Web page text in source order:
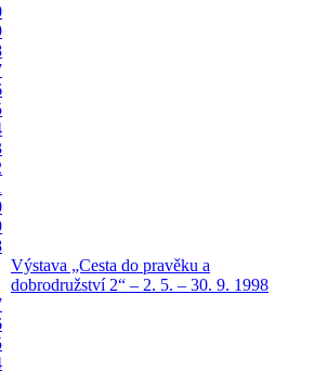
Výstava „Cesta do pravěku a
dobrodružství 2“ – 2. 5. – 30. 9. 1998